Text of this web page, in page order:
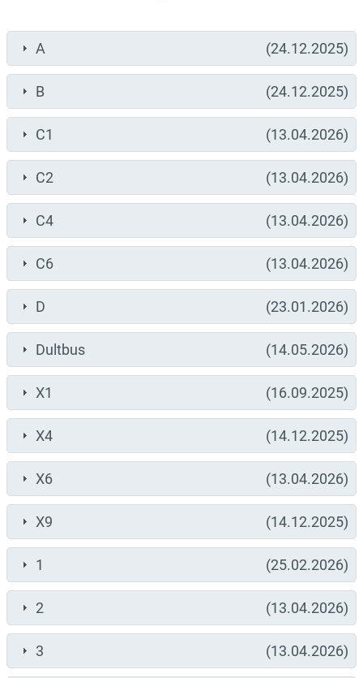
A (24.12.2025)
B (24.12.2025)
C1 (13.04.2026)
C2 (13.04.2026)
C4 (13.04.2026)
C6 (13.04.2026)
D (23.01.2026)
Dultbus (14.05.2026)
X1 (16.09.2025)
X4 (14.12.2025)
X6 (13.04.2026)
X9 (14.12.2025)
1 (25.02.2026)
2 (13.04.2026)
3 (13.04.2026)